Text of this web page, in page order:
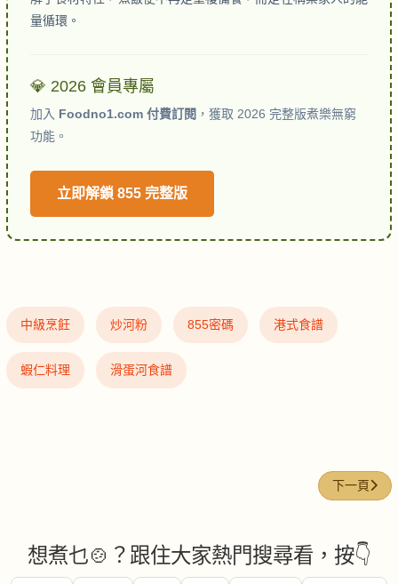
量循環。
💎 2026 會員專屬
加入 Foodno1.com 付費訂閱 ，獲取 2026 完整版煮樂無窮
功能。
立即解鎖 855 完整版
中級烹飪 炒河粉 855密碼 港式食譜
蝦仁料理 滑蛋河食譜
下一篇文章
下一頁
想煮乜🍲？跟住大家熱門搜尋看，按👇